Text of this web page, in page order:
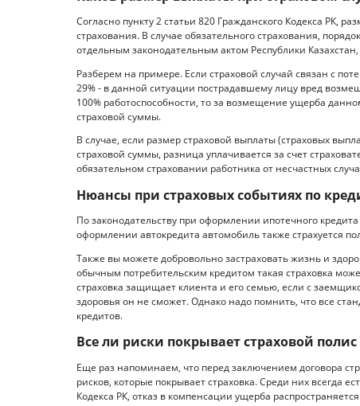
Согласно пункту 2 статьи 820 Гражданского Кодекса РК,
страхования. В случае обязательного страхования,
отдельным законодательным актом Республики
Разберем на примере. Если страховой случай связан с
29% - в данной ситуации пострадавшему лицу вред
100% работоспособности, то за возмещение ущерба
страховой суммы.
В случае, если размер страховой выплаты (страховых
страховой суммы, разница уплачивается за счет
обязательном страховании работника от несчастных
Нюансы при страховых событиях по
По законодательству при оформлении ипотечного
оформлении автокредита автомобиль также страхуется
Также вы можете добровольно застраховать жизнь и
обычным потребительским кредитом такая страховка
страховка защищает клиента и его семью, если с
здоровья он не сможет. Однако надо помнить, что все
кредитов.
Все ли риски покрывает страховой
Еще раз напоминаем, что перед заключением договора
рисков, которые покрывает страховка. Среди них всегда
Кодекса РК, отказ в компенсации ущерба